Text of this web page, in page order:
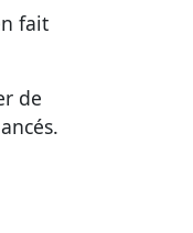
fait
de